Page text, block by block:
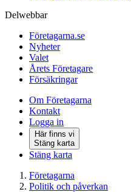
Delwebbar
Företagarna.se
Nyheter
Valet
Årets Företagare
Försäkringar
Om Företagarna
Kontakt
Logga in
Här finns vi
Stäng karta
Stäng karta
Företagarna
Politik och påverkan